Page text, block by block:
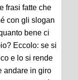
frasi fatte che
con gli slogan
bene ci
Eccolo: se si
e lo si rende
andare in giro